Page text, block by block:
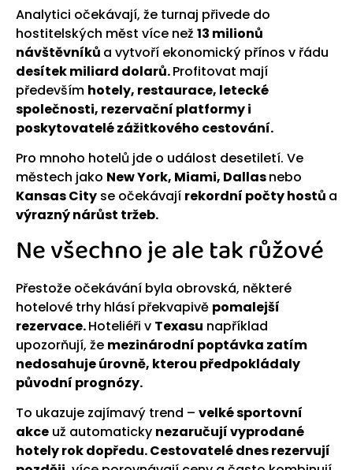
Analytici očekávají, že turnaj přivede do
hostitelských měst více než 13 milionů
návštěvníků a vytvoří ekonomický přínos v řádu
desítek miliard dolarů.Profitovat mají
především hotely, restaurace, letecké
společnosti, rezervační platformy i
poskytovatelé zážitkového cestování.
Pro mnoho hotelů jde o událost desetiletí. Ve
městech jako New York, Miami, Dallasnebo
Kansas City se očekávají rekordní počty hostů a
výrazný nárůst tržeb.
Ne všechno je ale tak růžové
Přestože očekávání byla obrovská, některé
hotelové trhy hlásí překvapivě pomalejší
rezervace.Hoteliéři v Texasu například
upozorňují, že mezinárodní poptávka zatím
nedosahuje úrovně, kterou předpokládaly
původní prognózy.
To ukazuje zajímavý trend – velké sportovní
akce už automaticky nezaručují vyprodané
hotely rok dopředu. Cestovatelé dnes rezervují